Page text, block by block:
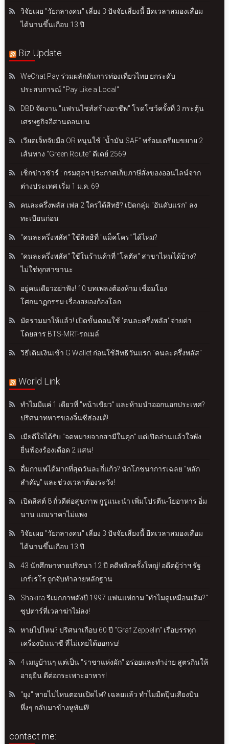
วิจัยเผย "วัยกลางคน" เลี่ยง 3 ปัจจัยเสี่ยงนี้ ยืดเวลาสมองเสื่อม
ได้นานขึ้นเกือบ 13 ปี
Biz Update
WeChat Pay ร่วมผลักดันการท่องเที่ยวไทย ยกระดับ
ประสบการณ์ "Pay Like a Local"
DBD จัดงาน "แฟรนไชส์สร้างอาชีพ" โรดโชว์ครั้งที่ 3 กระตุ้น
เศรษฐกิจอีสานตอนบน
เวียตเจ็ทจับมือ OR หนุนใช้ “น้ำมัน SAF” พร้อมเตรียมขยาย 2
เส้นทาง “Green Route” ดีเดย์ 2569
เช็กข่าวชัวร์ : กรมศุลฯ ประกาศเก็บภาษีสั่งของออนไลน์จาก
ต่างประเทศ เริ่ม 1 ม.ค. 69
คนละครึ่งพลัส เฟส 2 ใครได้สิทธิ? เปิดกลุ่ม "อันดับแรก" ลง
ทะเบียนก่อน
"คนละครึ่งพลัส" ใช้สิทธิที่ "แม็คโคร" ได้ไหม?
"คนละครึ่งพลัส" ใช้ในร้านค้าที่ "โลตัส" สาขาไหนได้บ้าง?
ไม่ใช่ทุกสาขานะ
อยู่คนเดียวอย่าฟัง! 10 บทเพลงต้องห้าม เชื่อมโยง
โศกนาฏกรรม-เรื่องสยองก้องโลก
มัดรวมมาให้แล้ว! เปิดขั้นตอนใช้ 'คนละครึ่งพลัส' จ่ายค่า
โดยสาร BTS-MRT-รถเมล์
วิธีเติมเงินเข้า G Wallet ก่อนใช้สิทธิวันแรก "คนละครึ่งพลัส"
World Link
ทำไมมีแค่ 1 เดียวที่ "หน้าเขียว" และห้ามนำออกนอกประเทศ?
ปริศนาทหารของจิ๋นซีฮ่องเต้!
เมียดีใจได้รับ "จดหมายจากสามีในคุก" แต่เปิดอ่านแล้วใจพัง
ยื่นฟ้องร้องเดือด 2 แสน!
ดื่มกาแฟได้มากที่สุดวันละกี่แก้ว? นักโภชนาการเฉลย "หลัก
สำคัญ" และช่วงเวลาต้องระวัง!
เปิดลิสต์ 8 ถั่วดีต่อสุขภาพ กูรูแนะนำ เพิ่มโปรตีน-ใยอาหาร อิ่ม
นาน แถมราคาไม่แพง
วิจัยเผย "วัยกลางคน" เลี่ยง 3 ปัจจัยเสี่ยงนี้ ยืดเวลาสมองเสื่อม
ได้นานขึ้นเกือบ 13 ปี
43 นักศึกษาหายปริศนา 12 ปี คดีพลิกครั้งใหญ่! อดีตผู้ว่าฯ รัฐ
เกร์เรโร ถูกจับทำลายหลักฐาน
Shakira รีเมกภาพดังปี 1997 แฟนแห่ถาม "ทำไมดูเหมือนเดิม?"
ซุปตาร์ที่เวลาฆ่าไม่ลง!
หายไปไหน? ปริศนาเกือบ 60 ปี "Graf Zeppelin" เรือบรรทุก
เครื่องบินนาซี ที่ไม่เคยได้ออกรบ!
4 เมนูบ้านๆ แต่เป็น "ราชาแห่งผัก" อร่อยและทำง่าย สูตรกินให้
อายุยืน ดีต่อกระเพาะอาหาร!
"ยุง" หายไปไหนตอนเปิดไฟ? เฉลยแล้ว ทำไมมืดปุ๊บเสียงบิน
หึ่งๆ กลับมาข้างหูทันที!
contact me: